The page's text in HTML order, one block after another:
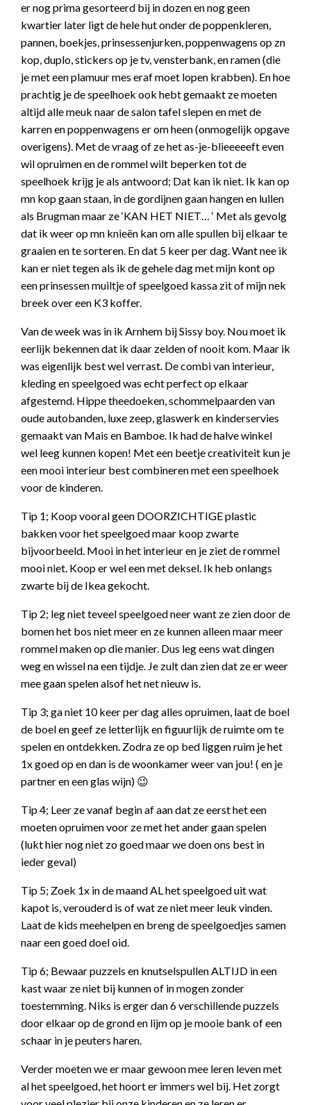
er nog prima gesorteerd bij in dozen en nog geen
kwartier later ligt de hele hut onder de poppenkleren,
pannen, boekjes, prinsessenjurken, poppenwagens op zn
kop, duplo, stickers op je tv, vensterbank, en ramen (die
je met een plamuur mes eraf moet lopen krabben). En hoe
prachtig je de speelhoek ook hebt gemaakt ze moeten
altijd alle meuk naar de salon tafel slepen en met de
karren en poppenwagens er om heen (onmogelijk opgave
overigens). Met de vraag of ze het as-je-blieeeeeft even
wil opruimen en de rommel wilt beperken tot de
speelhoek krijg je als antwoord; Dat kan ik niet. Ik kan op
mn kop gaan staan, in de gordijnen gaan hangen en lullen
als Brugman maar ze ‘KAN HET NIET… ‘ Met als gevolg
dat ik weer op mn knieën kan om alle spullen bij elkaar te
graaien en te sorteren. En dat 5 keer per dag. Want nee ik
kan er niet tegen als ik de gehele dag met mijn kont op
een prinsessen muiltje of speelgoed kassa zit of mijn nek
breek over een K3 koffer.
Van de week was in ik Arnhem bij Sissy boy. Nou moet ik
eerlijk bekennen dat ik daar zelden of nooit kom. Maar ik
was eigenlijk best wel verrast. De combi van interieur,
kleding en speelgoed was echt perfect op elkaar
afgestemd. Hippe theedoeken, schommelpaarden van
oude autobanden, luxe zeep, glaswerk en kinderservies
gemaakt van Mais en Bamboe. Ik had de halve winkel
wel leeg kunnen kopen! Met een beetje creativiteit kun je
een mooi interieur best combineren met een speelhoek
voor de kinderen.
Tip 1; Koop vooral geen DOORZICHTIGE plastic
bakken voor het speelgoed maar koop zwarte
bijvoorbeeld. Mooi in het interieur en je ziet de rommel
mooi niet. Koop er wel een met deksel. Ik heb onlangs
zwarte bij de Ikea gekocht.
Tip 2; leg niet teveel speelgoed neer want ze zien door de
bomen het bos niet meer en ze kunnen alleen maar meer
rommel maken op die manier. Dus leg eens wat dingen
weg en wissel na een tijdje. Je zult dan zien dat ze er weer
mee gaan spelen alsof het net nieuw is.
Tip 3; ga niet 10 keer per dag alles opruimen, laat de boel
de boel en geef ze letterlijk en figuurlijk de ruimte om te
spelen en ontdekken. Zodra ze op bed liggen ruim je het
1x goed op en dan is de woonkamer weer van jou! ( en je
partner en een glas wijn) 😉
Tip 4; Leer ze vanaf begin af aan dat ze eerst het een
moeten opruimen voor ze met het ander gaan spelen
(lukt hier nog niet zo goed maar we doen ons best in
ieder geval)
Tip 5; Zoek 1x in de maand AL het speelgoed uit wat
kapot is, verouderd is of wat ze niet meer leuk vinden.
Laat de kids meehelpen en breng de speelgoedjes samen
naar een goed doel oid.
Tip 6; Bewaar puzzels en knutselspullen ALTIJD in een
kast waar ze niet bij kunnen of in mogen zonder
toestemming. Niks is erger dan 6 verschillende puzzels
door elkaar op de grond en lijm op je mooie bank of een
schaar in je peuters haren.
Verder moeten we er maar gewoon mee leren leven met
al het speelgoed, het hoort er immers wel bij. Het zorgt